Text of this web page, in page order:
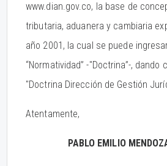
www.dian.gov.co, la base de
tributaria, aduanera y cambiaria
año 2001, la cual se puede
“Normatividad” -"Doctrina”-, dando
"Doctrina Dirección de Gestión
Atentamente,
PABLO EMILIO